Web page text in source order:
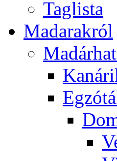
Taglista
Madarakról